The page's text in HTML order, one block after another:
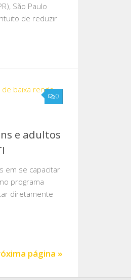
São Paulo
de reduzir
0
e adultos
em se capacitar
programa
diretamente
página »